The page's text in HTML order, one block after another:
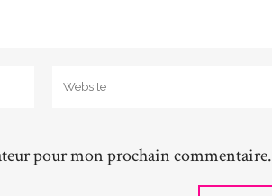
pour mon prochain commentaire.